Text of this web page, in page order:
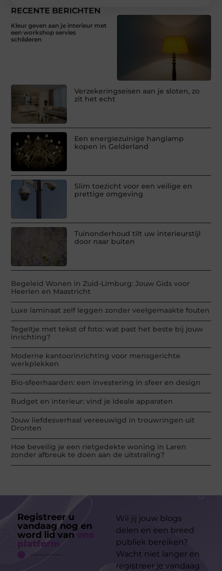
RECENTE BERICHTEN
Kleur geven aan je interieur met
een workshop servies
schilderen
Verzekeringseisen aan je sloten, zo
zit het echt
Een energiezuinige hanglamp
kopen in Gelderland
Slim toezicht voor een veilige en
prettige omgeving
Tuinonderhoud tilt uw interieurstijl
door naar buiten
Begeleid Wonen in Zuid-Limburg: Jouw Gids voor
Heerlen en Maastricht
Luxe laminaat zelf leggen zonder veelgemaakte fouten
Tegeltje met tekst of foto: wat past het beste bij jouw
inrichting?
Moderne kantoorinrichting voor mensgerichte
werkplekken
Bio-sfeerhaarden: een investering in sfeer en design
Budget en interieur: vind je ideale apparaten
Jouw liefdesverhaal vereeuwigd in trouwringen uit
Dronten
Hoe beveilig je een rietgedekte woning in Laren
zonder afbreuk te doen aan de uitstraling?
Registreer u
vandaag nog en
word lid van
platform
Wil jij jouw blogs
delen en een breed
publiek bereiken?
Wacht niet langer en
registreer je vandaag